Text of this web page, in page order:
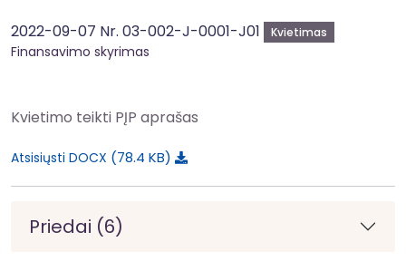
2022-09-07 Nr. 03-002-J-0001-J01 Kvietimas
Finansavimo skyrimas
Kvietimo teikti PĮP aprašas
Atsisiųsti DOCX 78.4 KB
Priedai (6)